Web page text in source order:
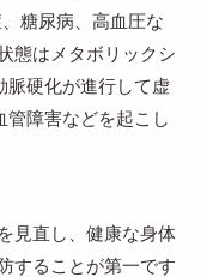
糖尿病、高血圧な
態はメタボリックシ
脈硬化が進行して虚
管障害などを起こし
見直し、健康な身体
することが第一です